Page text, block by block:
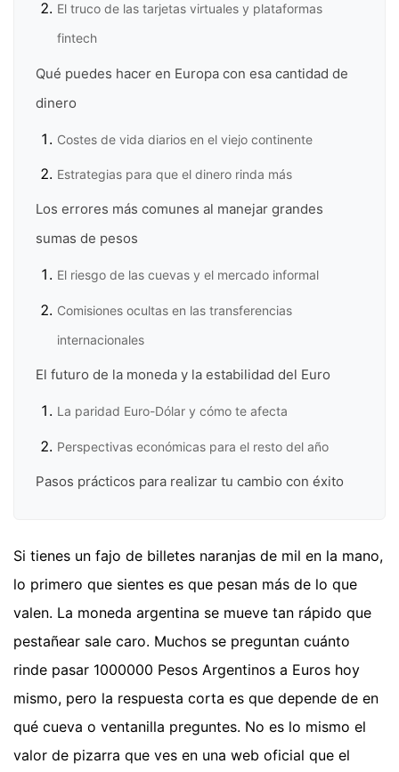
El truco de las tarjetas virtuales y plataformas
fintech
Qué puedes hacer en Europa con esa cantidad de
dinero
Costes de vida diarios en el viejo continente
Estrategias para que el dinero rinda más
Los errores más comunes al manejar grandes
sumas de pesos
El riesgo de las cuevas y el mercado informal
Comisiones ocultas en las transferencias
internacionales
El futuro de la moneda y la estabilidad del Euro
La paridad Euro-Dólar y cómo te afecta
Perspectivas económicas para el resto del año
Pasos prácticos para realizar tu cambio con éxito
Si tienes un fajo de billetes naranjas de mil en la mano,
lo primero que sientes es que pesan más de lo que
valen. La moneda argentina se mueve tan rápido que
pestañear sale caro. Muchos se preguntan cuánto
rinde pasar 1000000 Pesos Argentinos a Euros hoy
mismo, pero la respuesta corta es que depende de en
qué cueva o ventanilla preguntes. No es lo mismo el
valor de pizarra que ves en una web oficial que el